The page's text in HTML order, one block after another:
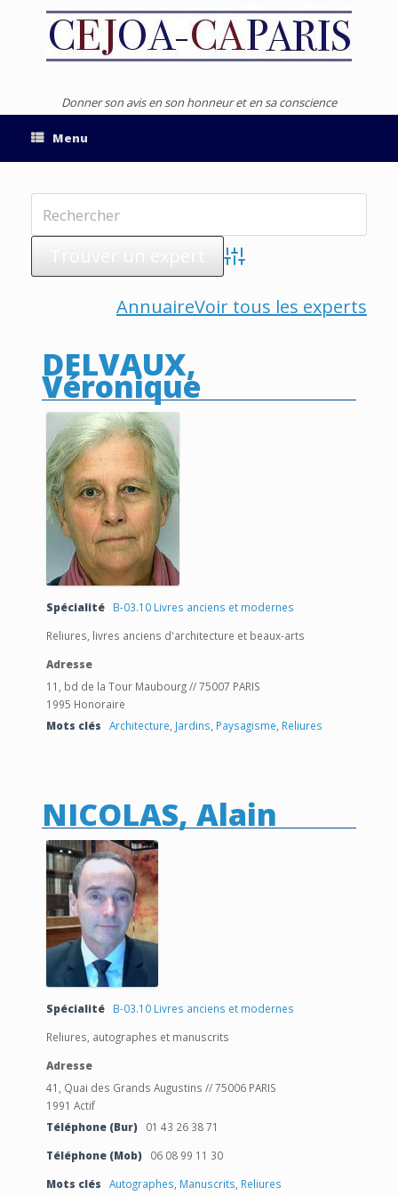
Donner son avis en son honneur et en sa conscience
Menu
Advanced Search
AnnuaireVoir tous les experts
DELVAUX,
Véronique
Spécialité
B-03.10 Livres anciens et modernes
Reliures, livres anciens d'architecture et beaux-arts
Adresse
11, bd de la Tour Maubourg // 75007 PARIS
1995 Honoraire
Mots clés
Architecture Jardins Paysagisme Reliures
NICOLAS, Alain
Spécialité
B-03.10 Livres anciens et modernes
Reliures, autographes et manuscrits
Adresse
41, Quai des Grands Augustins // 75006 PARIS
1991 Actif
Téléphone (Bur)
01 43 26 38 71
Téléphone (Mob)
06 08 99 11 30
Mots clés
Autographes, Manuscrits, Reliures